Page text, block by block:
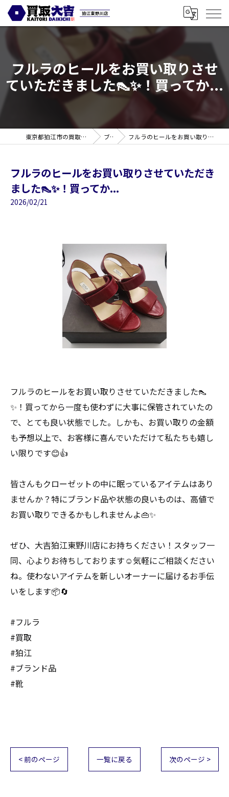
フルラのヒールをお買い取りさせ
ていただきました👠✨！買ってか...
東京都狛江市の買取なら買取大吉 狛江東野川店 ブログ フルラのヒールをお買い取りさせていただきました👠✨！買ってか...
フルラのヒールをお買い取りさせていただき
ました👠✨！買ってか...
2026/02/21
フルラのヒールをお買い取りさせていただきました👠
✨！買ってから一度も使わずに大事に保管されていたの
で、とても良い状態でした。しかも、お買い取りの金額
も予想以上で、お客様に喜んでいただけて私たちも嬉し
い限りです😊👍
皆さんもクローゼットの中に眠っているアイテムはあり
ませんか？特にブランド品や状態の良いものは、高値で
お買い取りできるかもしれませんよ👜✨
ぜひ、大吉狛江東野川店にお持ちください！スタッフ一
同、心よりお待ちしております☺️気軽にご相談ください
ね。使わないアイテムを新しいオーナーに届けるお手伝
いをします📦🔄
#フルラ
#買取
#狛江
#ブランド品
#靴
< 前のページ 一覧に戻る 次のページ >